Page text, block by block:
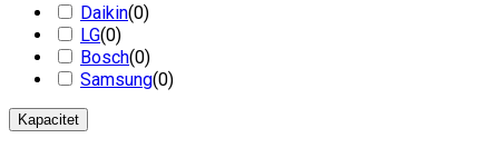
Daikin(0)
LG(0)
Bosch(0)
Samsung(0)
Kapacitet